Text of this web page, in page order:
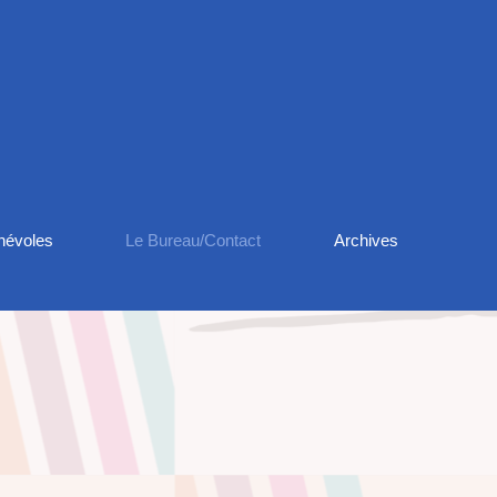
Le Bureau/Contact Archives